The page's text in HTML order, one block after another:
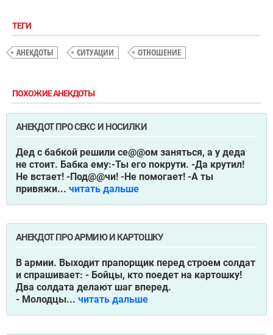
ТЕГИ
АНЕКДОТЫ СИТУАЦИИ ОТНОШЕНИЕ
ПОХОЖИЕ АНЕКДОТЫ
АНЕКДОТ ПРО СЕКС И НОСИЛКИ
Дед с бабкой решили се@@ом заняться, а у деда
не стоит. Бабка ему:-Ты его покрути. -Да крутил!
Не встает! -Под@@чи! -Не помогает! -А ты
привяжи... читать дальше
АНЕКДОТ ПРО АРМИЮ И КАРТОШКУ
В армии. Выходит прапорщик перед строем солдат
и спрашивает: - Бойцы, кто поедет на картошку!
Два солдата делают шаг вперед.
- Молодцы... читать дальше